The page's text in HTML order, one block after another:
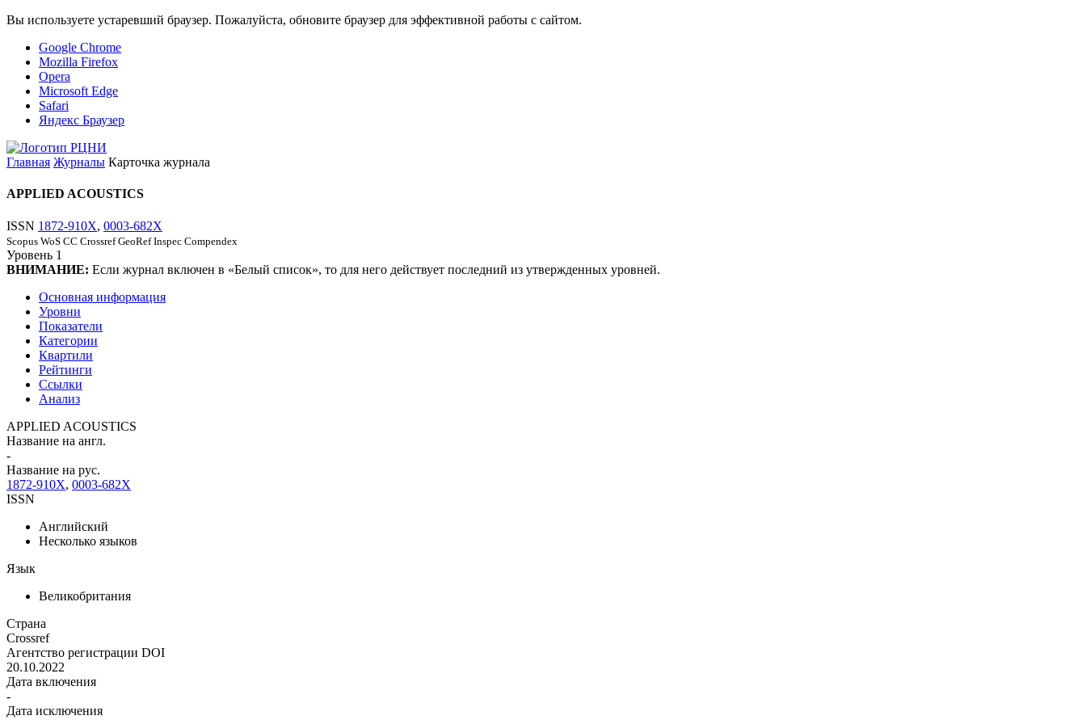
Вы используете устаревший браузер. Пожалуйста, обновите браузер для эффективной работы с сайтом.
Google Chrome
Mozilla Firefox
Opera
Microsoft Edge
Safari
Яндекс Браузер
Главная Журналы Карточка журнала
APPLIED ACOUSTICS
ISSN 1872-910X, 0003-682X
Scopus WoS CC Crossref GeoRef Inspec Compendex
Уровень 1
ВНИМАНИЕ: Если журнал включен в «Белый список», то для него действует последний из утвержденных уровней.
Основная информация
Уровни
Показатели
Категории
Квартили
Рейтинги
Ссылки
Анализ
APPLIED ACOUSTICS
Название на англ.
-
Название на рус.
1872-910X, 0003-682X
ISSN
Английский
Несколько языков
Язык
Великобритания
Страна
Crossref
Агентство регистрации DOI
20.10.2022
Дата включения
-
Дата исключения